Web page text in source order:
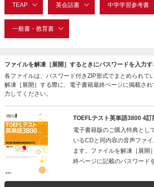
TEAP 英会話書 中学学習参考書
一般書・教育書
ファイルを解凍［展開］するときにパスワードを入力す
各ファイルは、パスワード付きZIP形式でまとめられてい
解凍［展開］する際に、電子書籍最終ページに掲載さ
力してください。
TOEFLテスト英単語3800 4訂
電子書籍版のご購入特典とし
いるCDと同内容の音声ファ
ます。ファイルを解凍［展開
終ページに記載のパスワード